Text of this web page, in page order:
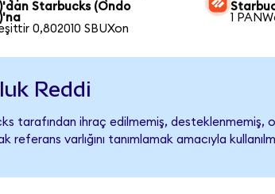
Starbucks (Ondo
0,802010 SBUXon
1
Reddi
tarafından ihraç edilmemiş, desteklenmemiş,
referans varlığını tanımlamak amacıyla